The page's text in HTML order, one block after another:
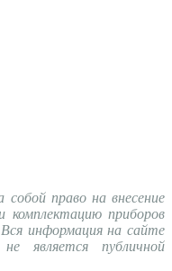
собой право на внесение
комплектацию приборов
Вся информация на сайте
является публичной